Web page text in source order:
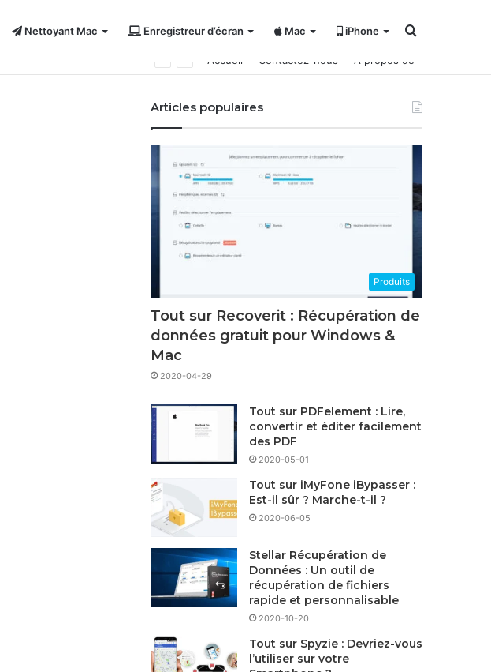
Nettoyant Mac Enregistreur d’écran Mac iPhone Rechercher
Accueil Contactez-nous À propos de
Articles populaires
Produits
Tout sur Recoverit : Récupération de
données gratuit pour Windows &
Mac
2020-04-29
Tout sur PDFelement : Lire,
convertir et éditer facilement
des PDF
2020-05-01
Tout sur iMyFone iBypasser :
Est-il sûr ? Marche-t-il ?
2020-06-05
Stellar Récupération de
Données : Un outil de
récupération de fichiers
rapide et personnalisable
2020-10-20
Tout sur Spyzie : Devriez-vous
l’utiliser sur votre